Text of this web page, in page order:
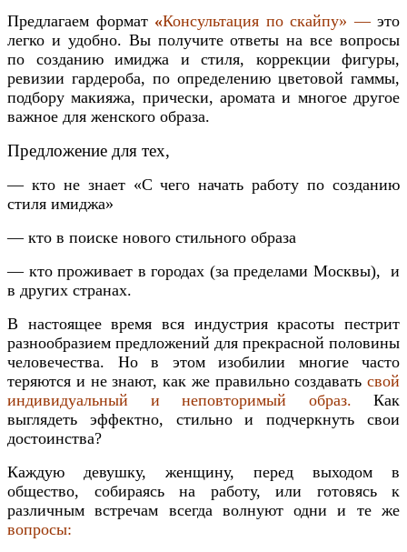
Предлагаем формат «Консультация по скайпу» —это
легко и удобно. Вы получите ответы на все вопросы
по созданию имиджа и стиля, коррекции фигуры,
ревизии гардероба, по определению цветовой гаммы,
подбору макияжа, прически, аромата и многое другое
важное для женского образа.
Предложение для тех,
— кто не знает «С чего начать работу по созданию
стиля имиджа»
— кто в поиске нового стильного образа
— кто проживает в городах (за пределами Москвы), и
в других странах.
В настоящее время вся индустрия красоты пестрит
разнообразием предложений для прекрасной половины
человечества. Но в этом изобилии многие часто
теряются и не знают, как же правильно создавать свой
индивидуальный и неповторимый образ. Как
выглядеть эффектно, стильно и подчеркнуть свои
достоинства?
Каждую девушку, женщину, перед выходом в
общество, собираясь на работу, или готовясь к
различным встречам всегда волнуют одни и те же
вопросы: